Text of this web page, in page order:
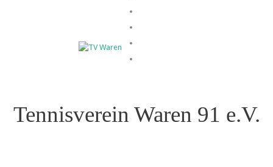
Tennisverein Waren 91 e.V.